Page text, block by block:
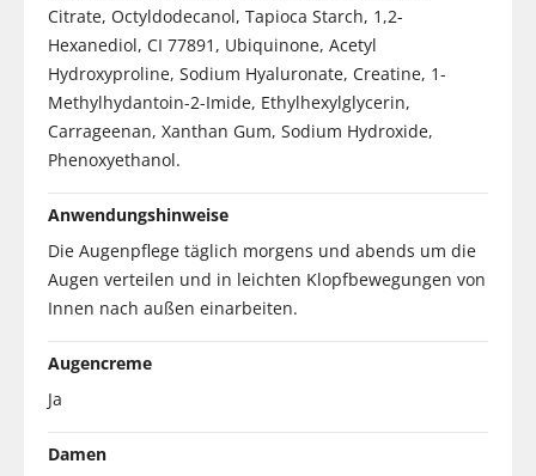
Citrate, Octyldodecanol, Tapioca Starch, 1,2-
Hexanediol, CI 77891, Ubiquinone, Acetyl
Hydroxyproline, Sodium Hyaluronate, Creatine, 1-
Methylhydantoin-2-Imide, Ethylhexylglycerin,
Carrageenan, Xanthan Gum, Sodium Hydroxide,
Phenoxyethanol.
Anwendungshinweise
Die Augenpflege täglich morgens und abends um die
Augen verteilen und in leichten Klopfbewegungen von
Innen nach außen einarbeiten.
Augencreme
Ja
Damen